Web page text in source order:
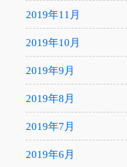
2019年11月
2019年10月
2019年9月
2019年8月
2019年7月
2019年6月